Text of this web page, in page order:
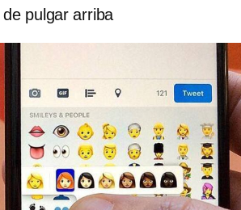
pulgar arriba